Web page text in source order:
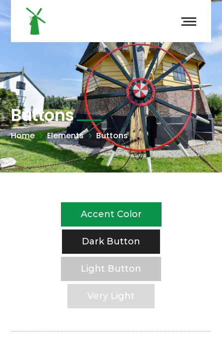
Buttons
Home Elements Buttons
Accent Color
Dark Button
Light Button
Very Light